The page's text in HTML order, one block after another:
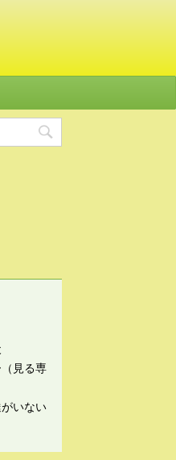
見る専
いない